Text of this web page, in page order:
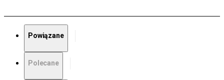
Powiązane
Polecane